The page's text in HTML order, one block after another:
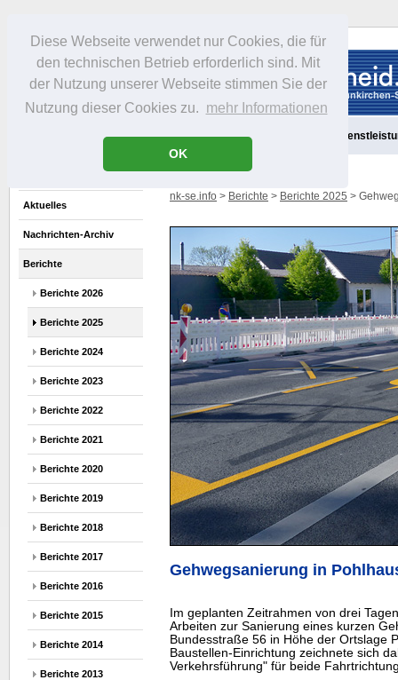
Diese Webseite verwendet nur Cookies, die für
den technischen Betrieb erforderlich sind. Mit
der Nutzung unserer Webseite stimmen Sie der
Nutzung dieser Cookies zu. mehr Informationen
OK
Portrait Freizeit Gastronomie
Aktuelles
Nachrichten-Archiv
Berichte
Berichte 2026
Berichte 2025
Berichte 2024
Berichte 2023
Berichte 2022
Berichte 2021
Berichte 2020
Berichte 2019
Berichte 2018
Berichte 2017
Berichte 2016
Berichte 2015
Berichte 2014
Berichte 2013
nk-se.info > Berichte > Berichte 2025 >
Gehwegsanierung in
Im geplanten Zeitrahmen von drei
Arbeiten zur Sanierung eines kurzen
Bundesstraße 56 in Höhe der Ortslage
Baustellen-Einrichtung zeichnete sich
Verkehrsführung" für beide